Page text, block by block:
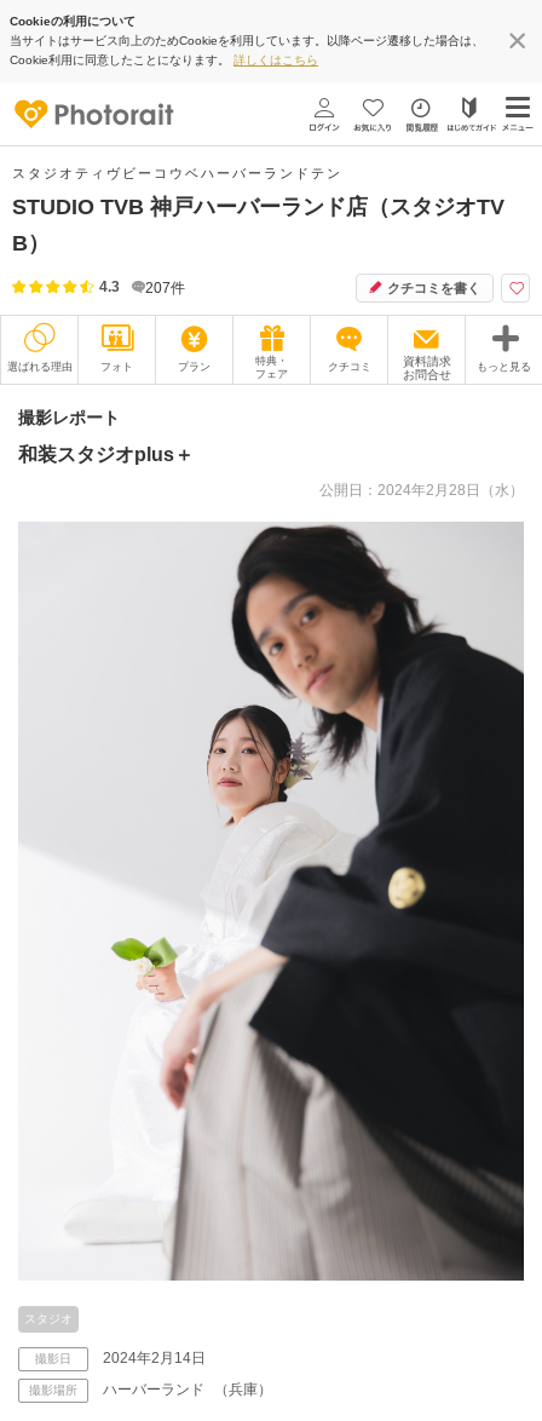
Cookieの利用について
当サイトはサービス向上のためCookieを利用しています。以降ページ遷移した場合は、
Cookie利用に同意したことになります。 詳しくはこちら
スタジオティヴビーコウベハーバーランドテン
STUDIO TVB 神戸ハーバーランド店（スタジオTV
B）
4.3 207件 クチコミを書く
選ばれる理由 フォト プラン
特典・
フェア
クチコミ
資料請求
お問合せ
もっと見る
撮影レポート
衣装
スタジオトップ
3万円以下のプラン
マタニティフォト
スタジオでの撮影
豊富な色打掛・着物
チャペルでの撮影
撮影レポート
和装スタジオplus＋
公開日：2024年2月28日（水）
スタジオ
撮影日 2024年2月14日
撮影場所 ハーバーランド （兵庫）